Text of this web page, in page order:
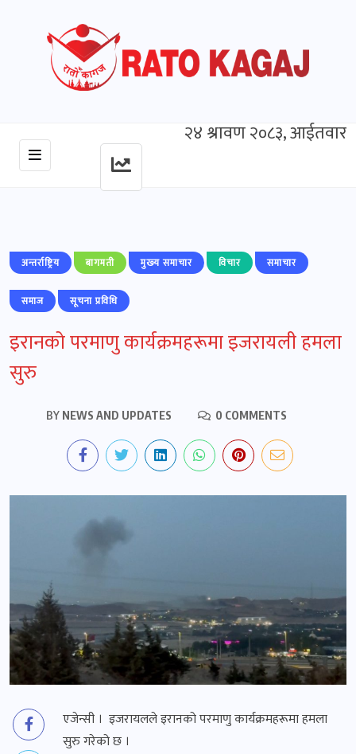
२४ श्रावण २०८३, आईतवार
अन्तर्राष्ट्रिय बागमती मुख्‍य समाचार विचार समाचार
समाज सूचना प्रविधि
इरानको परमाणु कार्यक्रमहरूमा इजरायली हमला
सुरु
BYNEWS AND UPDATES 0 COMMENTS
एजेन्सी । इजरायलले इरानको परमाणु कार्यक्रमहरूमा हमला
सुरु गरेको छ ।